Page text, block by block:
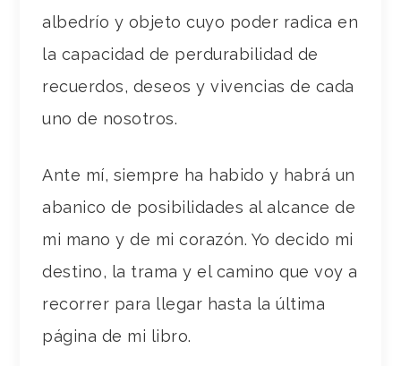
albedrío y objeto cuyo poder radica en
la capacidad de perdurabilidad de
recuerdos, deseos y vivencias de cada
uno de nosotros.
Ante mí, siempre ha habido y habrá un
abanico de posibilidades al alcance de
mi mano y de mi corazón. Yo decido mi
destino, la trama y el camino que voy a
recorrer para llegar hasta la última
página de mi libro.